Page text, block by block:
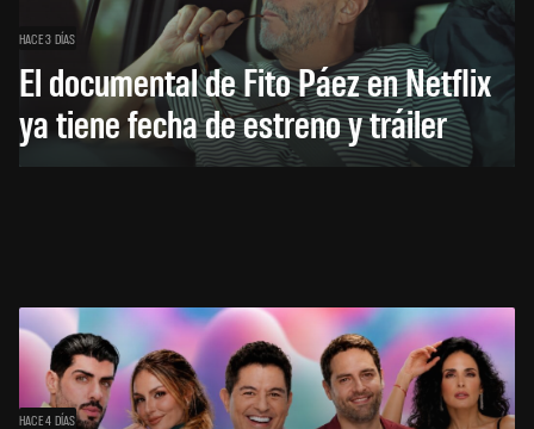
HACE 3 DÍAS
El documental de Fito Páez en Netflix
ya tiene fecha de estreno y tráiler
HACE 4 DÍAS